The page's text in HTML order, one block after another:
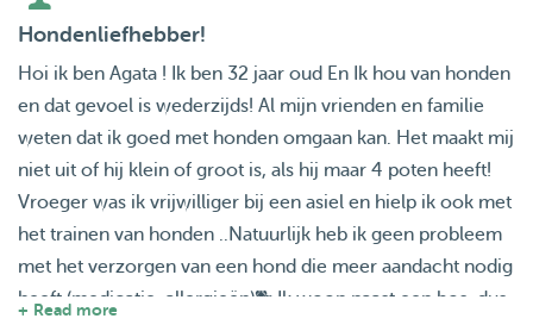
Hondenliefhebber!
Hoi ik ben Agata ! Ik ben 32 jaar oud En Ik hou van honden
en dat gevoel is wederzijds! Al mijn vrienden en familie
weten dat ik goed met honden omgaan kan. Het maakt mij
niet uit of hij klein of groot is, als hij maar 4 poten heeft!
Vroeger was ik vrijwilliger bij een asiel en hielp ik ook met
het trainen van honden ..Natuurlijk heb ik geen probleem
met het verzorgen van een hond die meer aandacht nodig
heeft (medicatie, allergieën)🐕 Ik woon naast een bos, dus
+ Read more